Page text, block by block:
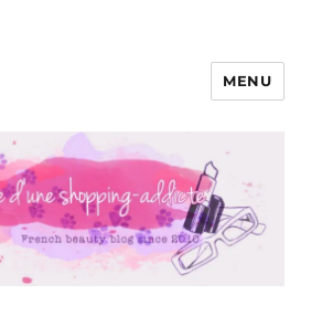
Shopping-addicte
MENU